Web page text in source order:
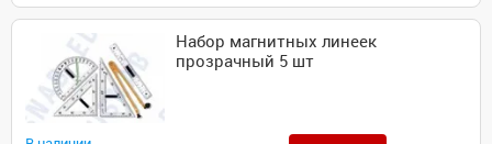
Набор магнитных линеек
прозрачный 5 шт